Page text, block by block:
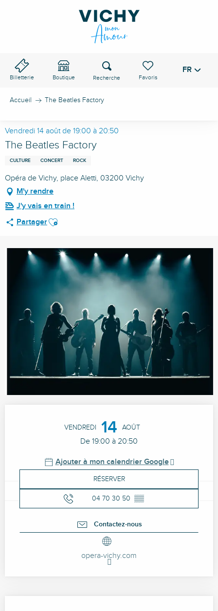
Billetterie Boutique
Voir les favoris
Recherche FR
Accueil The Beatles Factory
Vendredi 14 août de 19:00 à 20:50
The Beatles Factory
CULTURE CONCERT ROCK
Opéra de Vichy, place Aletti, 03200 Vichy
M'y rendre
J'y vais en train !
PartagerAjouter aux favoris
VENDREDI 14 AOÛT
De 19:00 à 20:50
Ajouter à mon calendrier Google
RÉSERVER
04 70 30 50 ▒▒
Contactez-nous
opera-vichy.com